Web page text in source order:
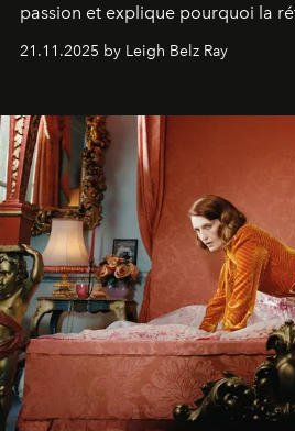
passion et explique pourquoi la
personnage qui dit : 'C'est mon
21.11.2025 by Leigh Belz Ray